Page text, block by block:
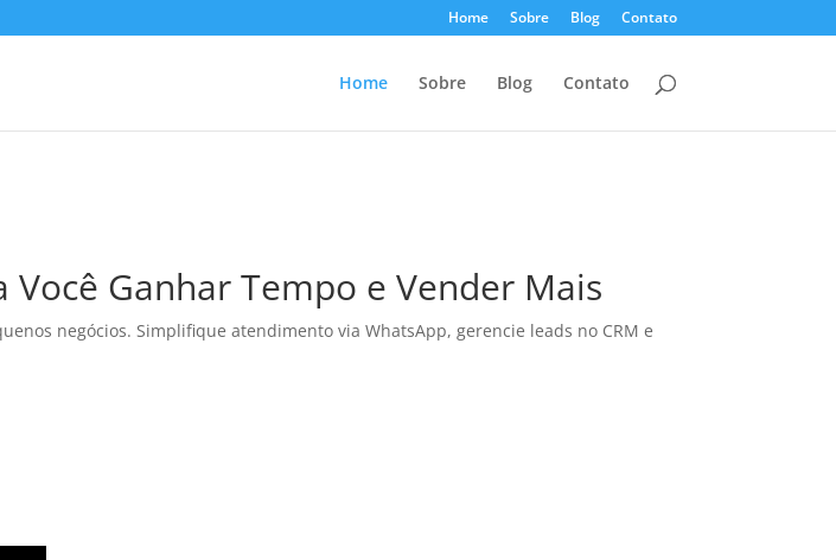
Home Sobre Blog Contato
Home Sobre Blog Contato
Ganhar Tempo e Vender Mais
negócios. Simplifique atendimento via WhatsApp, gerencie leads no CRM e